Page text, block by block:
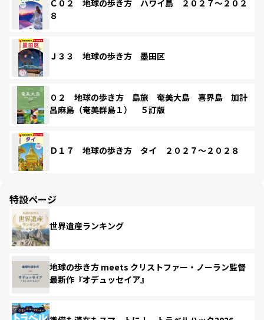
Ｃ０２ 地球の歩き方 ハワイ島 ２０２７～２０２
８
Ｊ３３ 地球の歩き方 墨田区
０２ 地球の歩き方 島旅 奄美大島 喜界島 加計
呂麻島（奄美群島１） ５訂版
Ｄ１７ 地球の歩き方 タイ ２０２７～２０２８
特設ページ
世界遺産ランキング
地球の歩き方 meets クリストファー・ノーラン監督
最新作『オデュッセイア』